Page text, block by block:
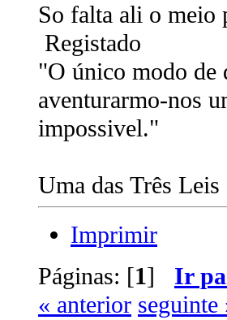
So falta ali o meio
Registado
"O único modo de
aventurarmo-nos
impossivel."
Uma das Três
Imprimir
Páginas: [1] Ir
« anterior seguinte